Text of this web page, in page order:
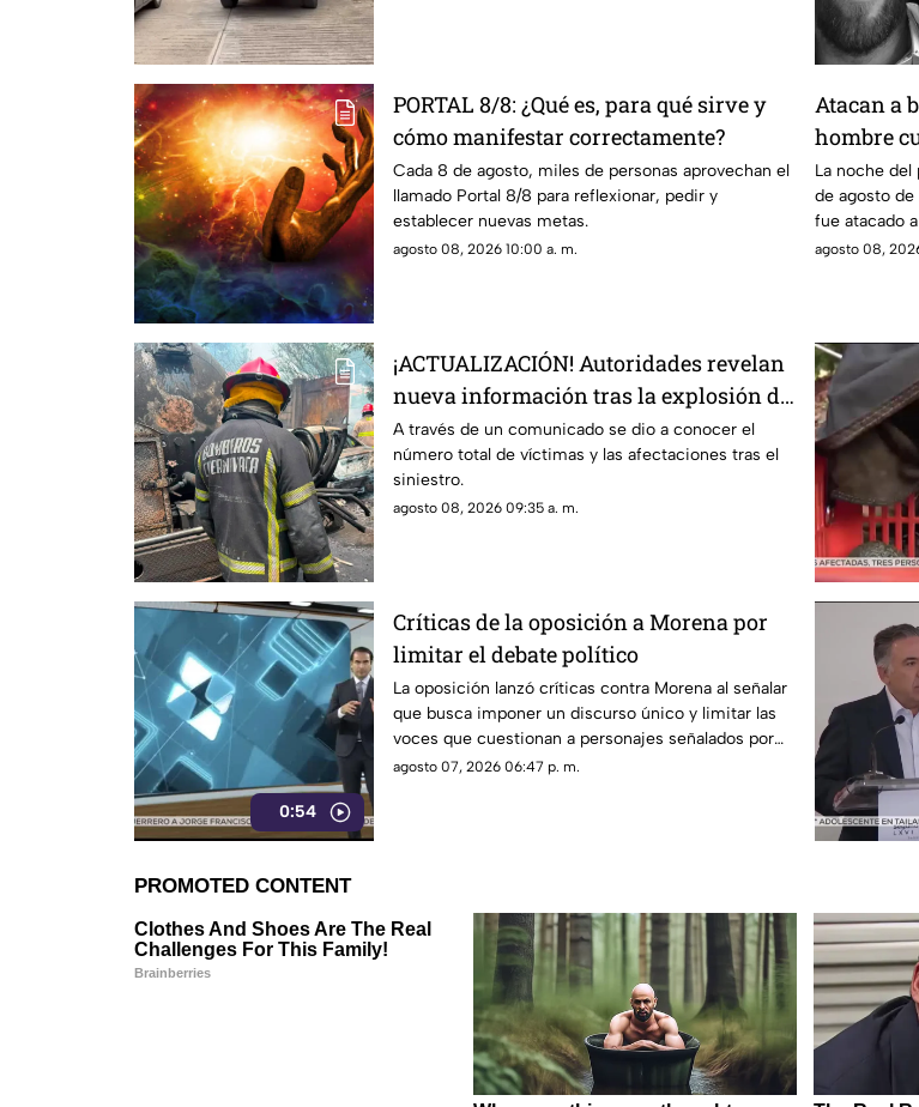
PORTAL 8/8: ¿Qué es, para qué sirve y
cómo manifestar correctamente?
Cada 8 de agosto, miles de personas aprovechan el
llamado Portal 8/8 para reflexionar, pedir y
establecer nuevas metas.
agosto 08, 2026 10:00 a. m.
Atacan a
hombre
de una
Cuautla,
estado de
La noche del
de agosto
fue atacado
salía de una
agosto 08,
¡ACTUALIZACIÓN! Autoridades revelan
nueva información tras la explosión de
la pipa de gas LP en Cuernavaca
A través de un comunicado se dio a conocer el
número total de víctimas y las afectaciones tras el
siniestro.
agosto 08, 2026 09:35 a. m.
0:54
Críticas de la oposición a Morena por
limitar el debate político
La oposición lanzó críticas contra Morena al señalar
que busca imponer un discurso único y limitar las
voces que cuestionan a personajes señalados por
presuntos vínculos con la narcopolítica de la 4T.
agosto 07, 2026 06:47 p. m.